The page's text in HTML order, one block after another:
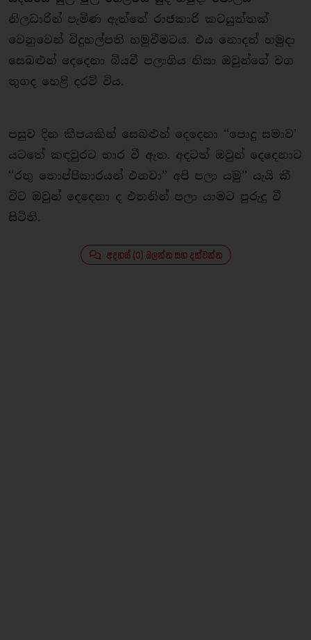
නිලධාරින් පැමිණ ඇත්තේ රාජකාරි කටයුත්තක්
වෙනුවෙන් විදුහල්පති හමුවීමටය. එය නොදත් හමුදා
සෙබළුන් දෙදෙනා බියවී පලාගිය නිසා ඔවුන්ගේ වග
තුගද හෙළි දරව් විය.
පසුව දින කීපයකින් සෙබළුන් දෙදෙනා ‘‘පොදු සමාව’
යටතේ කඳවුරට භාර වී ඇත. අදටත් ඔවුන් දෙදෙනාට
‘‘රතු තොප්පිකාරයන් එනවා’’ අපි පලා යමු’’ යැයි කී
විට ඔවුන් දෙදෙනා ද එතනින් පලා යාමට පුරුදු වී
සිටිති.
අදහස් (0) බලන්න සහ දක්වන්න